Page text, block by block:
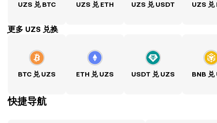
UZS 兑 BTC UZS 兑 ETH UZS 兑 USDT UZS 兑
ִִִִִִִִִִִִִִִִִִִִִִִִִִִִִִִִִִִִִִִִִִִִִִִִ更多 UZS 兑换
BTC 兑 UZS ETH 兑 UZS USDT 兑 UZS BNB 兑
快捷导航